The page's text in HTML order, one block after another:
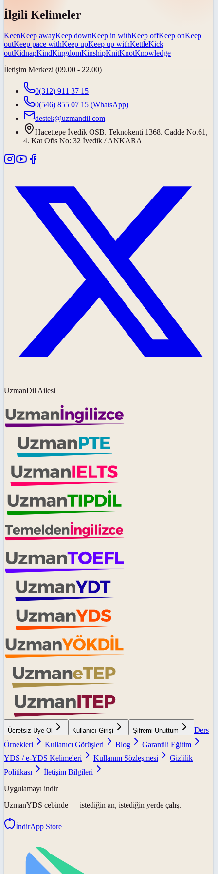
İlgili Kelimeler
KeenKeep awayKeep downKeep in withKeep offKeep onKeep
outKeep pace withKeep upKeep up withKettleKick
outKidnapKindKingdomKinshipKnitKnotKnowledge
İletişim Merkezi (09.00 - 22.00)
0(312) 911 37 15
0(546) 855 07 15 (WhatsApp)
destek@uzmandil.com
Hacettepe İvedik OSB. Teknokenti 1368. Cadde No.61,
4. Kat Ofis No: 32 İvedik / ANKARA
UzmanDil Ailesi
Ücretsiz Üye Ol Kullanıcı Girişi Şifremi Unuttum
Ders
Örnekleri
Kullanıcı Görüşleri Blog
Garantili Eğitim
YDS / e-YDS Kelimeleri
Kullanım Sözleşmesi
Gizlilik
Politikası
İletişim Bilgileri
Uygulamayı indir
UzmanYDS cebinde — istediğin an, istediğin yerde çalış.
İndirApp Store